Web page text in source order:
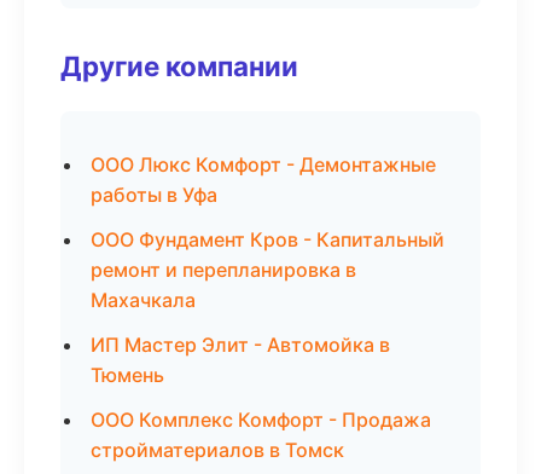
Другие компании
ООО Люкс Комфорт - Демонтажные
работы в Уфа
ООО Фундамент Кров - Капитальный
ремонт и перепланировка в
Махачкала
ИП Мастер Элит - Автомойка в
Тюмень
ООО Комплекс Комфорт - Продажа
стройматериалов в Томск